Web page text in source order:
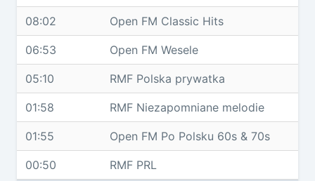
08:02 Open FM Classic Hits
06:53 Open FM Wesele
05:10 RMF Polska prywatka
01:58 RMF Niezapomniane melodie
01:55 Open FM Po Polsku 60s & 70s
00:50 RMF PRL